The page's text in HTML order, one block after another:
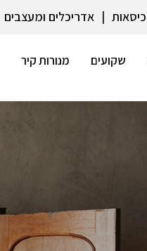
כיסאות אדריכלים ומעצבים
שקועים מנורות קיר